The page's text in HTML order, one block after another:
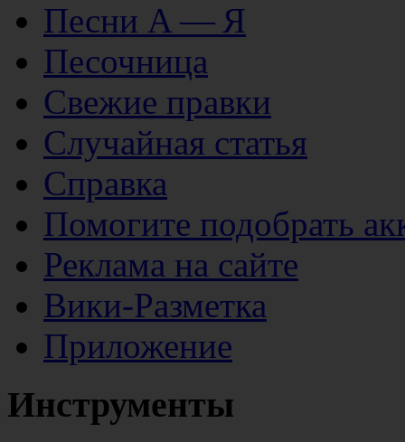
Песни А — Я
Песочница
Свежие правки
Случайная статья
Справка
Помогите подобрать
Реклама на сайте
Вики-Разметка
Приложение
Инструменты